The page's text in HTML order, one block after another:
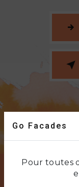
Go Facades
Pour toutes